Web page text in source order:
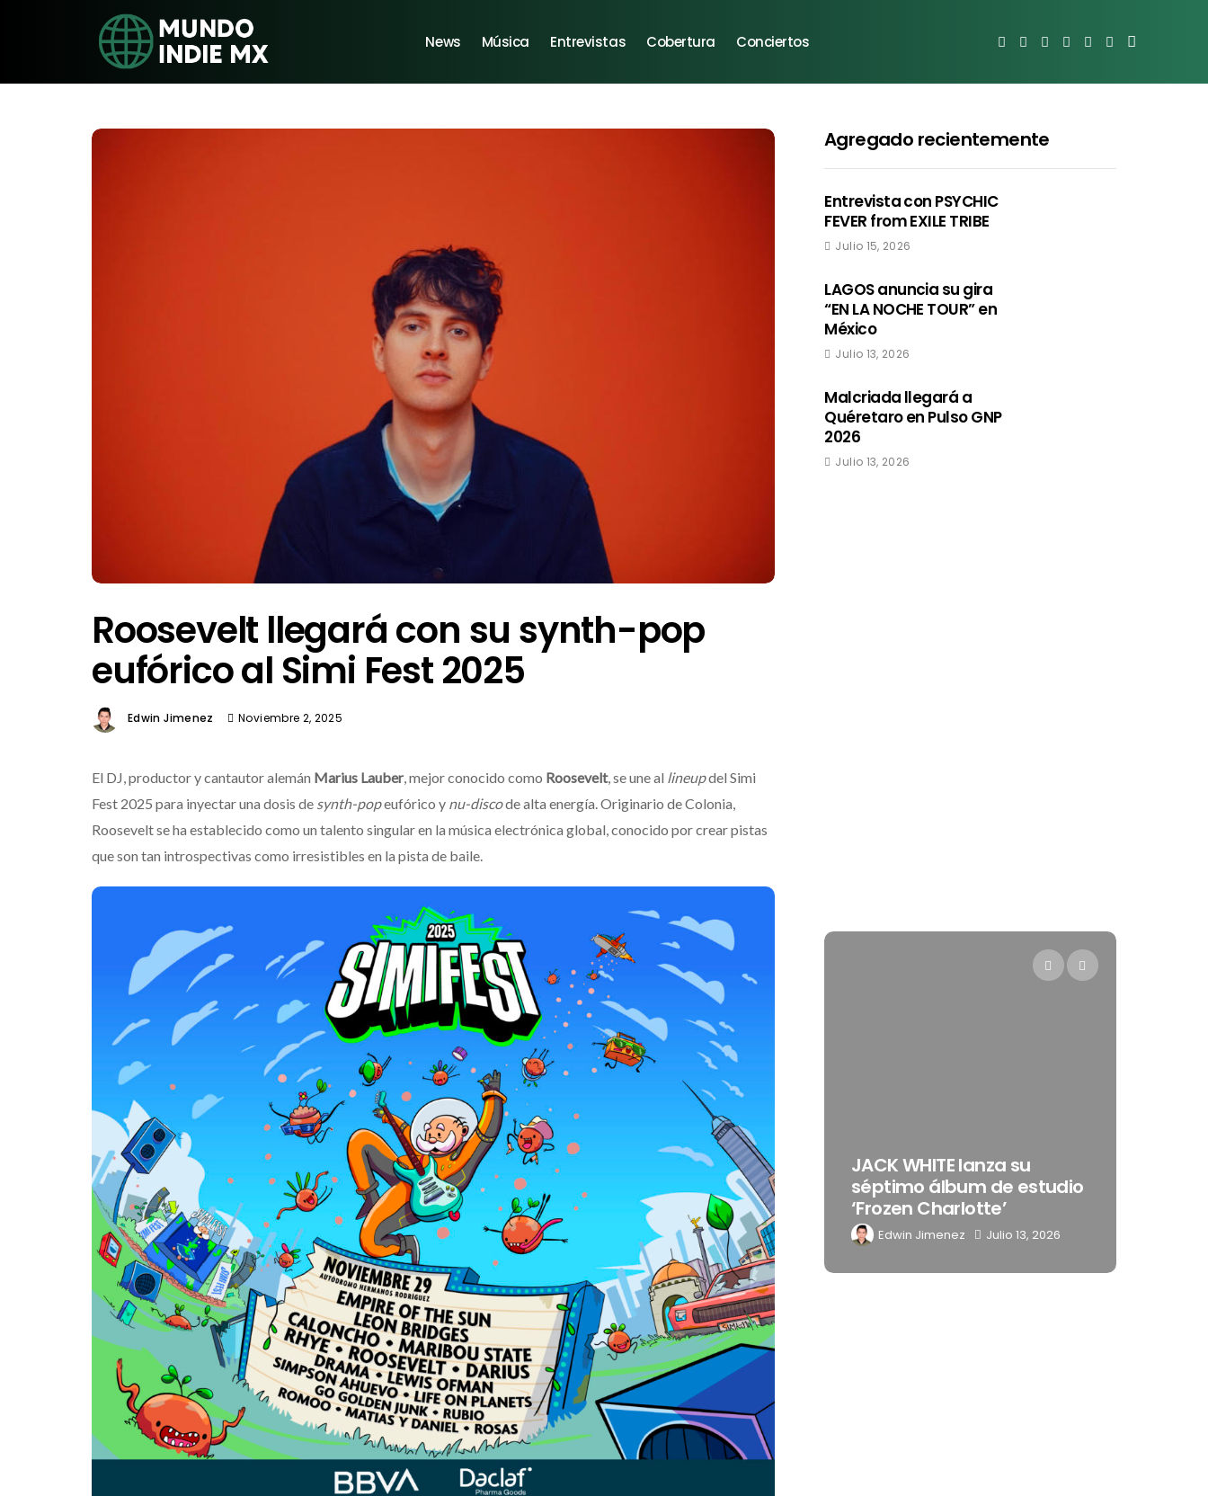
News Música Entrevistas Cobertura Conciertos
Roosevelt llegará con su synth-pop
eufórico al Simi Fest 2025
Edwin Jimenez Noviembre 2, 2025
El DJ, productor y cantautor alemán Marius Lauber, mejor conocido como Roosevelt, se une al lineupdel Simi
Fest 2025 para inyectar una dosis de synth-popeufórico y nu-discode alta energía. Originario de Colonia,
Roosevelt se ha establecido como un talento singular en la música electrónica global, conocido por crear pistas
que son tan introspectivas como irresistibles en la pista de baile.
Agregado recientemente
Entrevista con PSYCHIC
FEVER from EXILE TRIBE
Julio 15, 2026
LAGOS anuncia su gira
“EN LA NOCHE TOUR” en
México
Julio 13, 2026
Malcriada llegará a
Quéretaro en Pulso GNP
2026
Julio 13, 2026
Destino Dos Equis 2026: La
gran celebración sonora
que transformará las
noches de Boca del Río y
Mérida
Edwin Jimenez Julio 13, 2026
JACK WHITE lanza su
séptimo álbum de estudio
‘Frozen Charlotte’
Edwin Jimenez Julio 13, 2026